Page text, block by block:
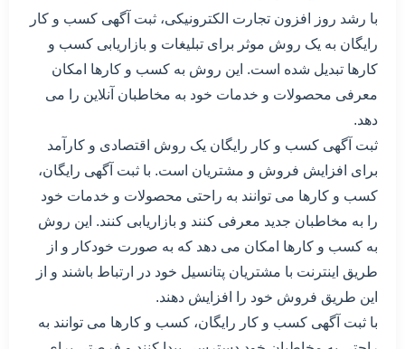
با رشد روز افزون تجارت الکترونیکی، ثبت آگهی کسب و کار
رایگان به یک روش موثر برای تبلیغات و بازاریابی کسب و
کارها تبدیل شده است. این روش به کسب و کارها امکان
معرفی محصولات و خدمات خود به مخاطبان آنلاین را می
دهد.
ثبت آگهی کسب و کار رایگان یک روش اقتصادی و کارآمد
برای افزایش فروش و مشتریان است. با ثبت آگهی رایگان،
کسب و کارها می توانند به راحتی محصولات و خدمات خود
را به مخاطبان جدید معرفی کنند و بازاریابی کنند. این روش
به کسب و کارها امکان می دهد که به صورت خودکار و از
طریق اینترنت با مشتریان پتانسیل خود در ارتباط باشند و از
این طریق فروش خود را افزایش دهند.
با ثبت آگهی کسب و کار رایگان، کسب و کارها می توانند به